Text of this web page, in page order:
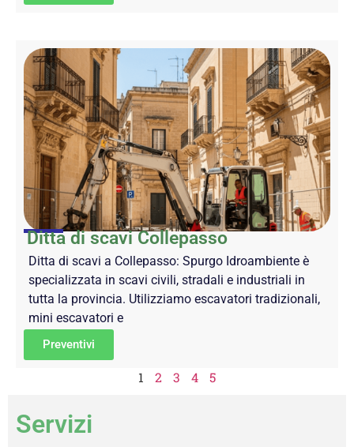
Ditta di scavi Collepasso
Ditta di scavi a Collepasso: Spurgo Idroambiente è
specializzata in scavi civili, stradali e industriali in
tutta la provincia. Utilizziamo escavatori tradizionali,
mini escavatori e
Preventivi
1 2 3 4 5
Servizi